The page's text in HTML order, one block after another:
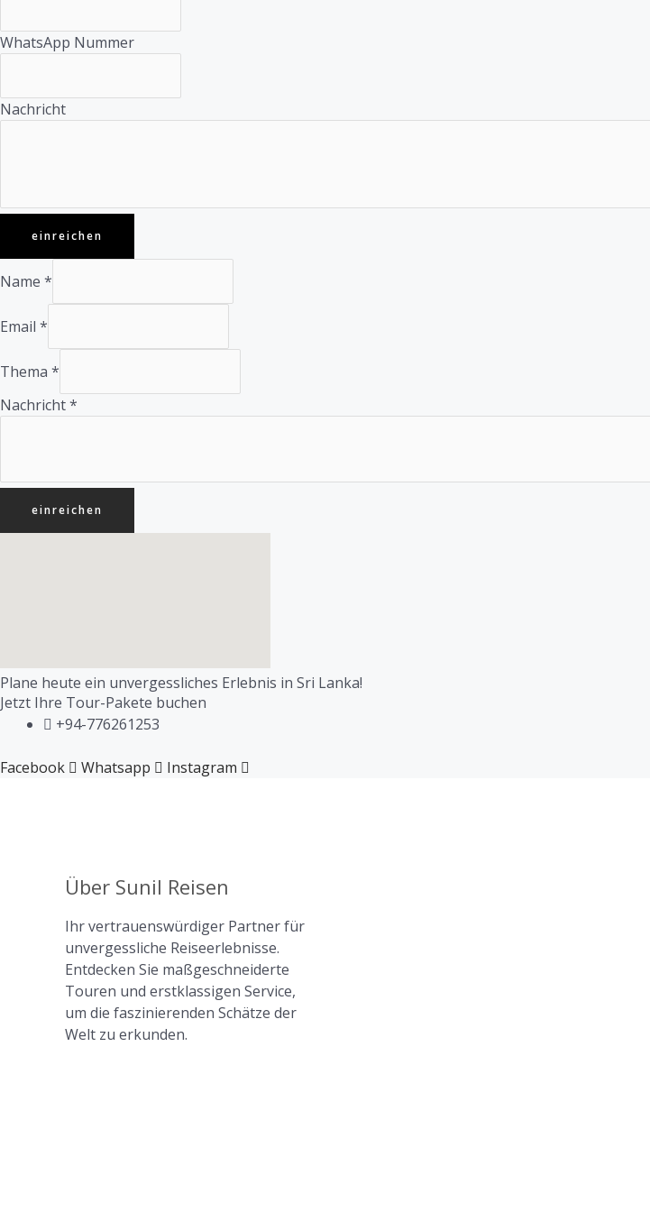
WhatsApp Nummer
Nachricht
einreichen
Name *
Email *
Thema *
Nachricht*
einreichen
Plane heute ein unvergessliches Erlebnis in Sri Lanka!
Jetzt Ihre Tour-Pakete buchen
+94-776261253
Facebook Whatsapp Instagram
Über Sunil Reisen
Ihr vertrauenswürdiger Partner für
unvergessliche Reiseerlebnisse.
Entdecken Sie maßgeschneiderte
Touren und erstklassigen Service,
um die faszinierenden Schätze der
Welt zu erkunden.